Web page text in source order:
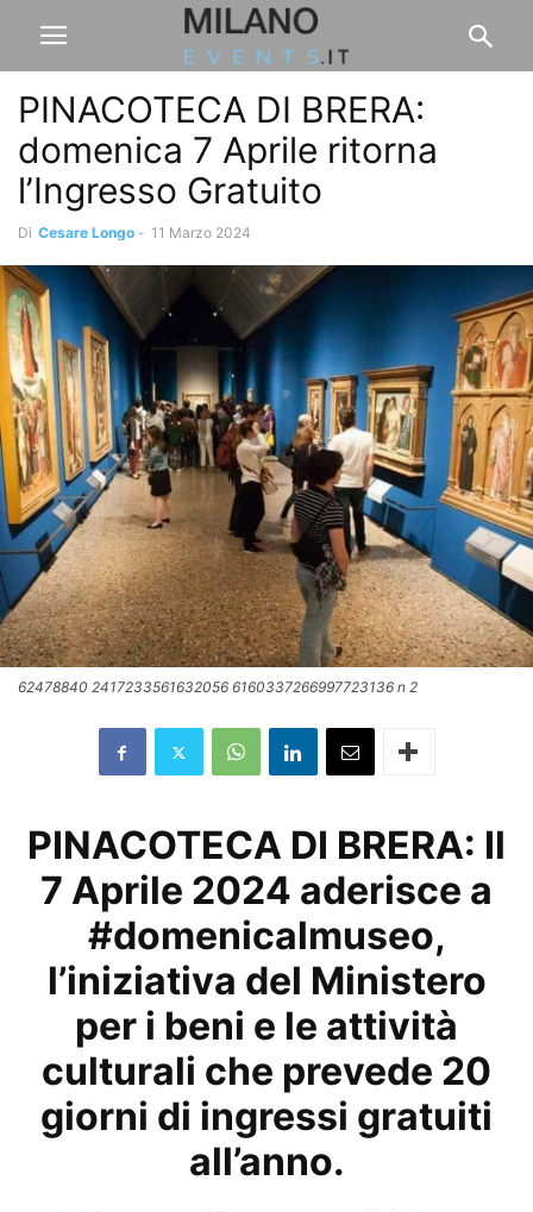
PINACOTECA DI BRERA:
domenica 7 Aprile ritorna
l’Ingresso Gratuito
Di Cesare Longo - 11 Marzo 2024
62478840 2417233561632056 6160337266997723136 n 2
PINACOTECA DI BRERA: Il
7 Aprile 2024 aderisce a
#domenicalmuseo,
l’iniziativa del Ministero
per i beni e le attività
culturali che prevede 20
giorni di ingressi gratuiti
all’anno.